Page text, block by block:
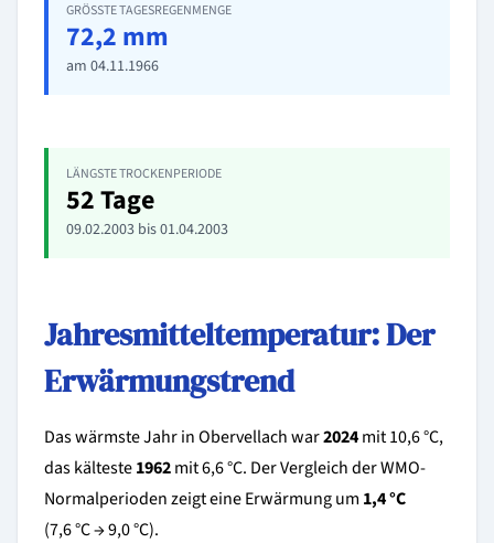
GRÖSSTE TAGESREGENMENGE
72,2 mm
am 04.11.1966
LÄNGSTE TROCKENPERIODE
52 Tage
09.02.2003 bis 01.04.2003
Jahresmitteltemperatur: Der
Erwärmungstrend
Das wärmste Jahr in Obervellach war2024mit 10,6 °C,
das kälteste1962mit 6,6 °C. Der Vergleich der WMO-
Normalperioden zeigt eine Erwärmung um 1,4 °C
(7,6 °C → 9,0 °C).